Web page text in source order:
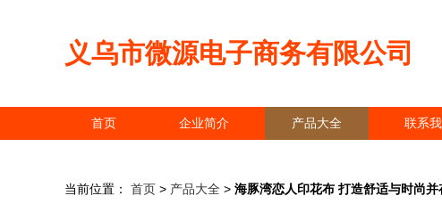
义乌市微源电子商务有限公司
首页 企业简介 产品大全 联系
当前位置： 首页 > 产品大全 > 海豚湾恋人印花布 打造舒适与时尚